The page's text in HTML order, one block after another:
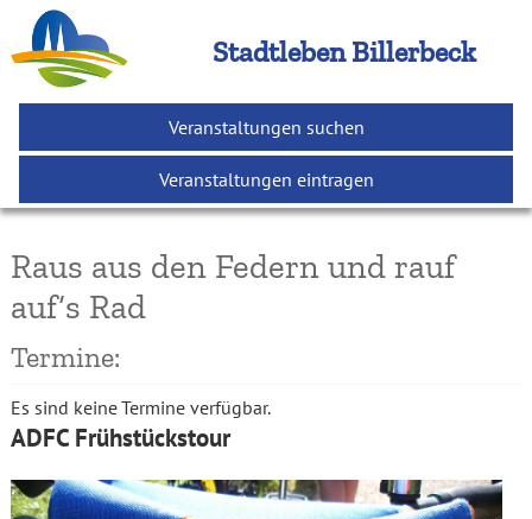
Stadtleben Billerbeck
Veranstaltungen suchen
Veranstaltungen eintragen
Raus aus den Federn und rauf
auf‘s Rad
Termine:
Es sind keine Termine verfügbar.
ADFC Frühstückstour